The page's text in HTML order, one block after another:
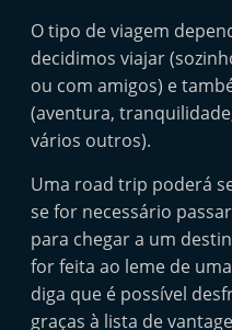
e
e
n
e
t
e
d
o
O tipo de viagem
decidimos viajar
ou com amigos) e
(aventura,
vários outros).
Uma road trip poderá
se for necessário
para chegar a um
for feita ao leme de
diga que é possível
graças à lista de